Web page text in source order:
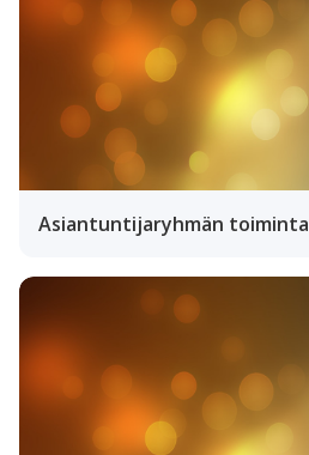
Asiantuntijaryhmän toiminta